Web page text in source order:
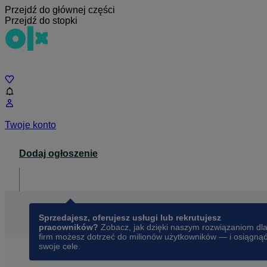
Przejdź do głównej części
Przejdź do stopki
Twoje konto
Dodaj ogłoszenie
Sprzedajesz, oferujesz usługi lub rekrutujesz
pracowników? Zobacz, jak dzięki naszym rozwiązaniom dla
firm możesz dotrzeć do milionów użytkowników — i osiągnąć
swoje cele.